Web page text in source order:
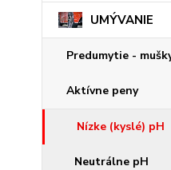
UMÝVANIE
Predumytie -
Aktívne peny
Nízke (kyslé) pH
Neutrálne pH